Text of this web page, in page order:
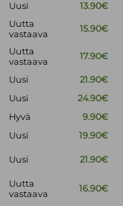
Uusi 13.90€
Uutta
vastaava
15.90€
Uutta
vastaava
17.90€
Uusi
21.90€
Uusi
24.90€
Hyvä
9.90€
Uusi
19.90€
Uusi 21.90€
Uutta
vastaava
16.90€